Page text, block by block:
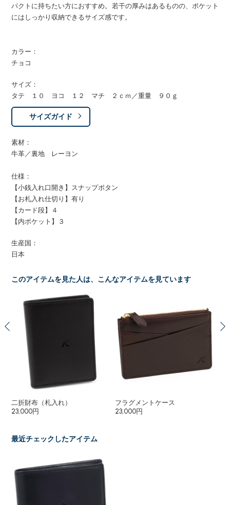
パクトに持ちたい方におすすめ。若干の厚みはあるものの、ポケット
にはしっかり収納できるサイズ感です。
カラー：
チョコ
サイズ：
タテ １０ ヨコ １２ マチ ２ｃｍ／重量 ９０ｇ
サイズガイド
素材：
牛革／裏地 レーヨン
仕様：
【小銭入れ口開き】スナップボタン
【お札入れ仕切り】有り
【カード段】４
【内ポケット】３
生産国：
日本
このアイテムを見た人は、こんなアイテムを見ています
二折財布（札入れ）
23,000円
フラグメントケース
23,000円
最近チェックしたアイテム